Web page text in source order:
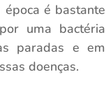
é bastante
uma bactéria
paradas e em
doenças.